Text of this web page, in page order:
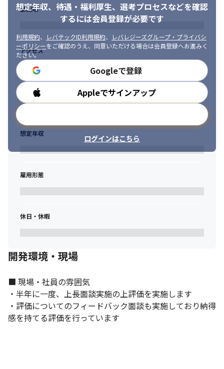
想定年収、待遇・福利厚生、 選考プロセスなどを確認
するには会員登録が必要です
利用規約、 レバテックID利用規約、
レバレジーズグループ・プライバシ
ーポリシーをご確認のうえ、同意いただける場合は会員登録へお進みく
ださい。
Googleで登録
Appleでサインアップ
ログインはこちら
勤務地
アクセス
勤務時間
想定年収
雇用形態
休日・休暇
開発環境・現場
■ 現場・社員の雰囲気
・半年に一度、上長面談実施の上評価を実施します
・評価についてのフィードバック面談も実施しており納得
感を持てる評価を行っています